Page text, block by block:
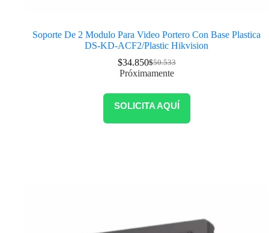
Soporte De 2 Modulo Para Video Portero Con Base Plastica
DS-KD-ACF2/Plastic Hikvision
$50.533
$34.850
Próximamente
SOLICITA AQUÍ